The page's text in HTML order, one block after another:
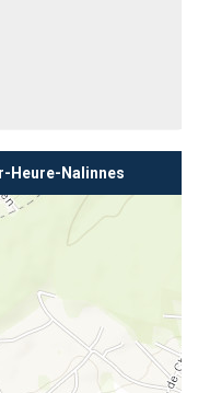
Heure-Nalinnes